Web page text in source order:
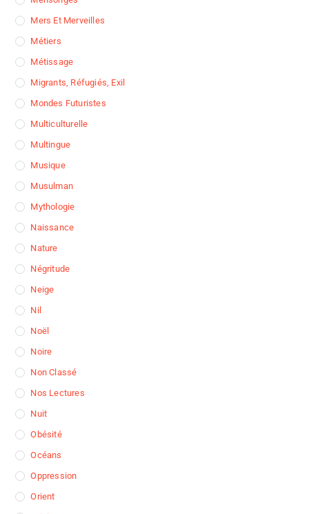
Mers Et Merveilles
Métiers
Métissage
Migrants, Réfugiés, Exil
Mondes Futuristes
Multiculturelle
Multingue
Musique
Musulman
Mythologie
Naissance
Nature
Négritude
Neige
Nil
Noël
Noire
Non Classé
Nos Lectures
Nuit
Obésité
Océans
Oppression
Orient